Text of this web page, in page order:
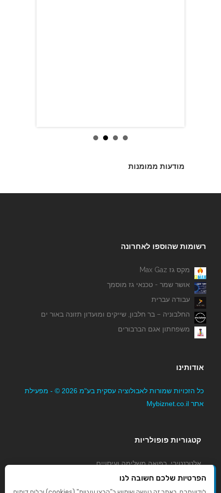
מודעות ממומנות
רשומות שהוספו לאחרונה
מקס גז Max Gaz
אושר שמר - טכנאי גז מוסמך
עבודה עברית
החלבוניה – בר חלבון, שייקים ומועדון תזונה באור ים
משפחתון אגם הברבורים
אודותינו
כל הזכויות שמורות לאבולוציה עסקית בע"מ 2026 © - מפעילת
אתר Mybiznet.co.il
קטגוריות פופולריות
אלטרנטיבי, רפואה משלימה ועיסויים
גני ילדים, משפחתונים וצהרונים
קוסמטיקה טיפוח ויופי
הפרטיות שלכם חשובה לנו